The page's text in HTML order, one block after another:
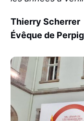
Thierry Scherrer
Évêque de